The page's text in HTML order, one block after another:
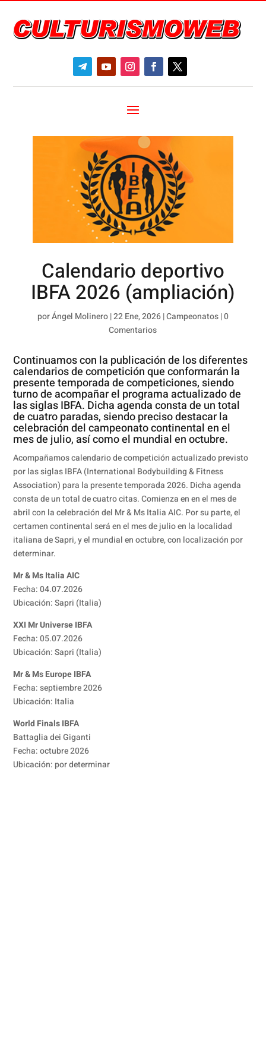
Calendario deportivo
IBFA 2026 (ampliación)
porÁngel Molinero|22 Ene, 2026|Campeonatos|0
Comentarios
Continuamos con la publicación de los diferentes
calendarios de competición que conformarán la
presente temporada de competiciones, siendo
turno de acompañar el programa actualizado de
las siglas IBFA. Dicha agenda consta de un total
de cuatro paradas, siendo preciso destacar la
celebración del campeonato continental en el
mes de julio, así como el mundial en octubre.
Acompañamos calendario de competición actualizado previsto
por las siglas IBFA (International Bodybuilding & Fitness
Association) para la presente temporada 2026. Dicha agenda
consta de un total de cuatro citas. Comienza en en el mes de
abril con la celebración del Mr & Ms Italia AIC. Por su parte, el
certamen continental será en el mes de julio en la localidad
italiana de Sapri, y el mundial en octubre, con localización por
determinar.
Mr & Ms Italia AIC
Fecha: 04.07.2026
Ubicación: Sapri (Italia)
XXI Mr Universe IBFA
Fecha: 05.07.2026
Ubicación: Sapri (Italia)
Mr & Ms Europe IBFA
Fecha: septiembre 2026
Ubicación: Italia
World Finals IBFA
Battaglia dei Giganti
Fecha: octubre 2026
Ubicación: por determinar